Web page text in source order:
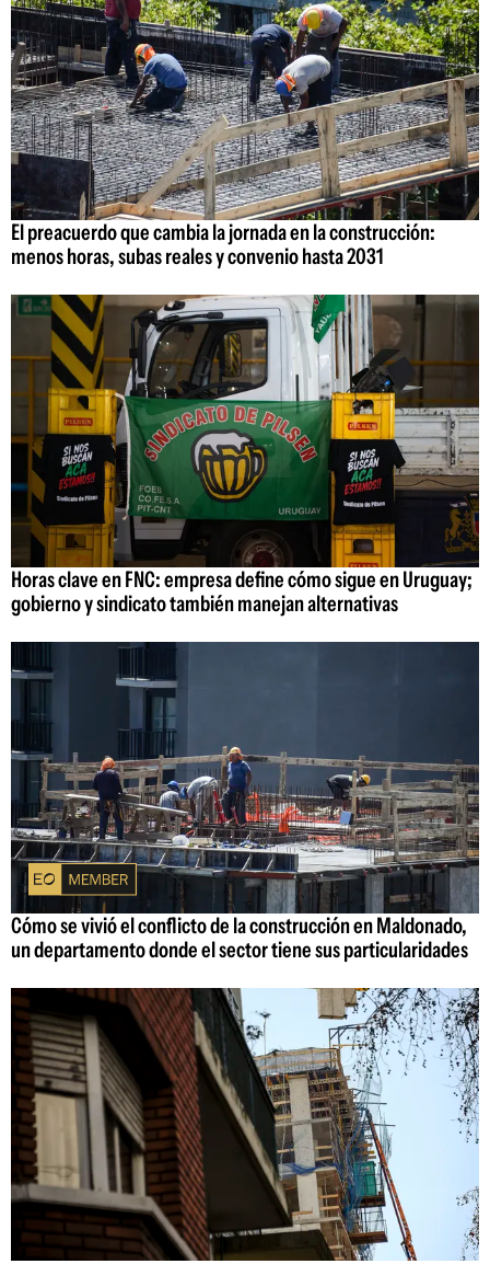
El preacuerdo que cambia la jornada en la construcción:
menos horas, subas reales y convenio hasta 2031
Horas clave en FNC: empresa define cómo sigue en Uruguay;
gobierno y sindicato también manejan alternativas
Cómo se vivió el conflicto de la construcción en Maldonado,
un departamento donde el sector tiene sus particularidades